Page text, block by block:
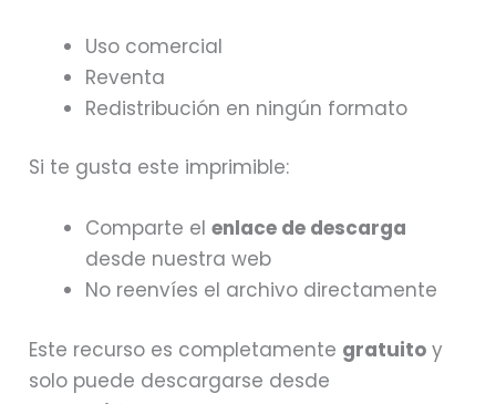
Uso comercial
Reventa
Redistribución en ningún formato
Si te gusta este imprimible:
Comparte elenlace de descarga
desde nuestra web
No reenvíes el archivo directamente
Este recurso es completamente gratuito y
solo puede descargarse desde